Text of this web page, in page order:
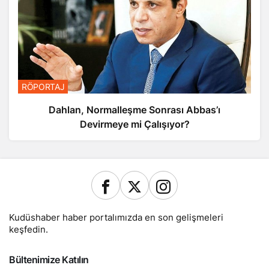
RÖPORTAJ
Dahlan, Normalleşme Sonrası Abbas’ı
Devirmeye mi Çalışıyor?
Kudüshaber haber portalımızda en son gelişmeleri
keşfedin.
Bültenimize Katılın